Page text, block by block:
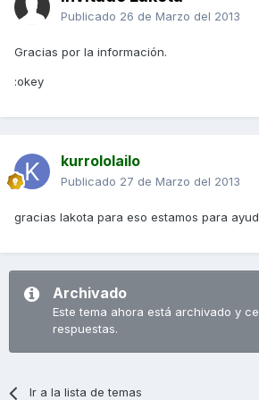
Publicado 26 de Marzo del 2013
Gracias por la información.
:okey
kurrololailo
Publicado 27 de Marzo del 2013
gracias lakota para eso estamos para
Archivado
Este tema ahora está archivado y
respuestas.
Ir a la lista de temas